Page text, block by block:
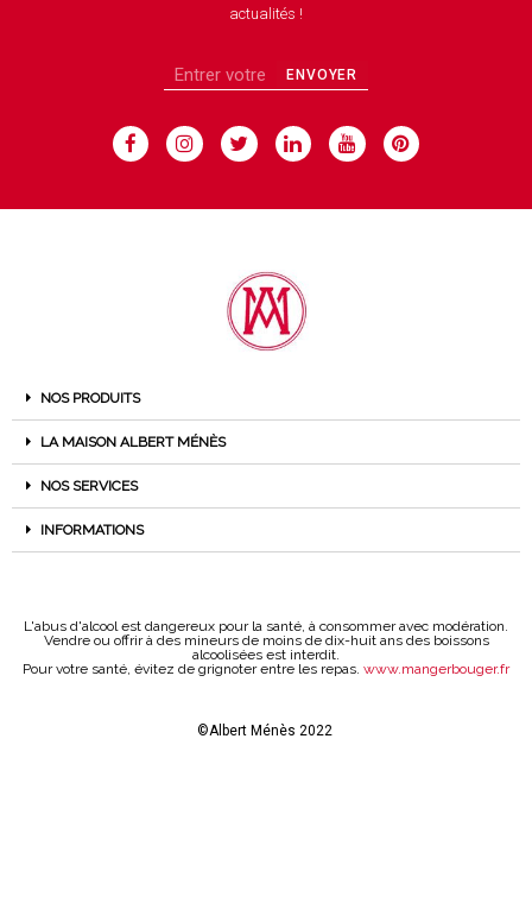
actualités !
ENVOYER
NOS PRODUITS
LA MAISON ALBERT MÉNÈS
NOS SERVICES
INFORMATIONS
L'abus d'alcool est dangereux pour la santé, à consommer avec modération.
Vendre ou offrir à des mineurs de moins de dix-huit ans des boissons
alcoolisées est interdit.
Pour votre santé, évitez de grignoter entre les repas. www.mangerbouger.fr
©Albert Ménès 2022